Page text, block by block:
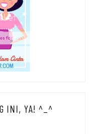
INI, YA! ^_^